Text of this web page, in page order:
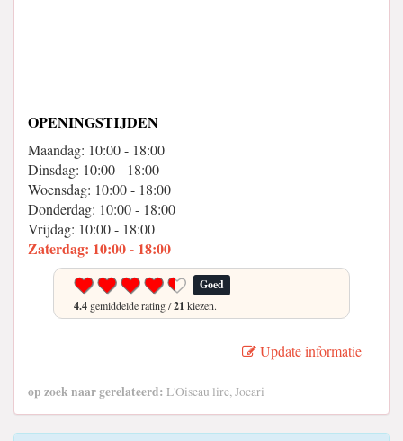
OPENINGSTIJDEN
Maandag: 10:00 - 18:00
Dinsdag: 10:00 - 18:00
Woensdag: 10:00 - 18:00
Donderdag: 10:00 - 18:00
Vrijdag: 10:00 - 18:00
Zaterdag: 10:00 - 18:00
Goed
4.4 gemiddelde rating /21 kiezen.
Update informatie
op zoek naar gerelateerd: L'Oiseau lire, Jocari